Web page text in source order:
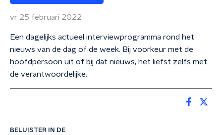
BELUISTER IN DE
vr 25 februari 2022
Een dagelijks actueel interviewprogramma rond het
nieuws van de dag of de week. Bij voorkeur met de
hoofdpersoon uit of bij dat nieuws, het liefst zelfs met
de verantwoordelijke.